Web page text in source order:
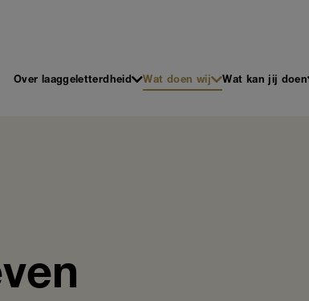
Main
Over laaggeletterdheid Wat doen wij Wat kan jij doen